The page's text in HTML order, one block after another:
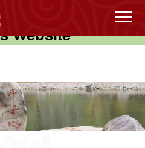
官方网站-
Website